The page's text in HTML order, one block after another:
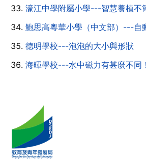
濠江中學附屬小學---智慧養植不
鮑思高粵華小學（中文部）---自
德明學校---泡泡的大小與形狀
海暉學校---水中磁力有甚麼不同！